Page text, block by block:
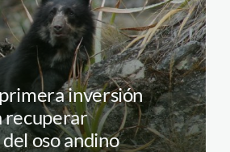
inversión
recuperar
oso andino